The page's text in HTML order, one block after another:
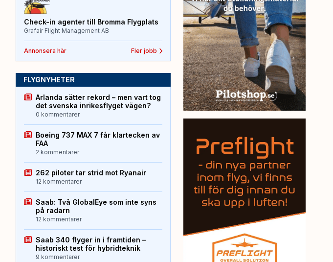
Check-in agenter till Bromma Flygplats
Grafair Flight Management AB
Annonsera här Fler jobb
FLYGNYHETER
Arlanda sätter rekord – men vart tog
det svenska inrikesflyget vägen?
0 kommentarer
Boeing 737 MAX 7 får klartecken av
FAA
2 kommentarer
262 piloter tar strid mot Ryanair
12 kommentarer
Saab: Två GlobalEye som inte syns
på radarn
12 kommentarer
Saab 340 flyger in i framtiden –
historiskt test för hybridteknik
9 kommentarer